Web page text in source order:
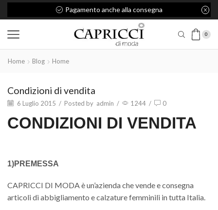
Pagamento anche alla consegna
0
Home Blog Home
Condizioni di vendita
6 Luglio 2015 / Posted by admin / 1244 / 0
CONDIZIONI DI VENDITA
1)PREMESSA
CAPRICCI DI MODA è un’azienda che vende e consegna
articoli di abbigliamento e calzature femminili in tutta Italia.